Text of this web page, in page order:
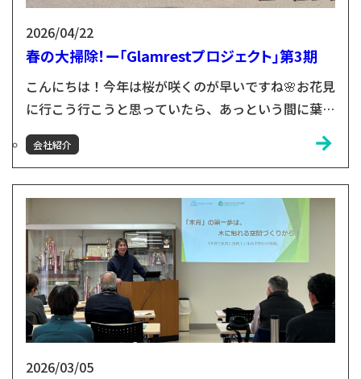
2026/04/22
春の大掃除！ー「Glamrestプロジェクト」第3期
こんにちは！今年は桜が咲くのが早いですね🌸お花見
に行こう行こうと思っていたら、あっという間に葉桜
になってしまいました……！さて、まだ桜が満開だっ
た とあるぽかぽか日和、木材店の中では花粉とホコ
えしたいと思います。いま、小友木材店ではグラムレ
スト第3期のメインとなる「小友木材店本社&周辺の
シェアリング化」に向けて本社の改修に取り掛かろう
としています。申...
会社紹介
2026/03/05